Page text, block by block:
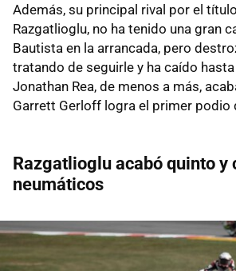
Además, su principal rival por el
Razgatlioglu, no ha tenido una gran
Bautista en la arrancada, pero
tratando de seguirle y ha caído
Jonathan Rea, de menos a más,
Garrett Gerloff logra el primer podio
Razgatlioglu acabó quinto y
neumáticos